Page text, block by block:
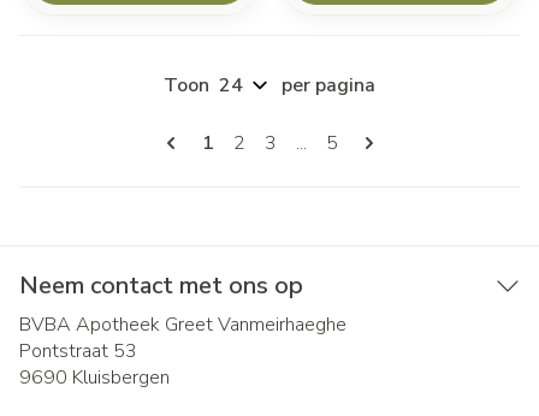
Pagina's
U lees momenteel pagina
1 Pagina
2 Pagina
3 ... Pagina
5
Toon per pagina
Neem contact met ons op
BVBA Apotheek Greet Vanmeirhaeghe
Pontstraat 53
9690 Kluisbergen